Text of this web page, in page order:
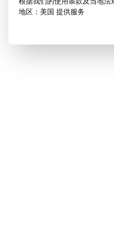
地区：美国 提供服务